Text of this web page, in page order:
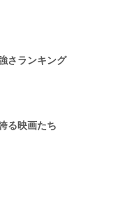
さランキング
る映画たち